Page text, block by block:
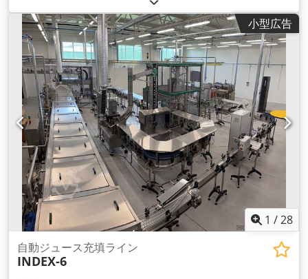
小型広告
1 /28
自動ジュース充填ライン
INDEX-6